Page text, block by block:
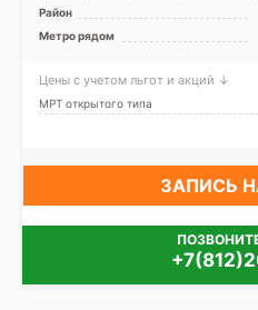
Район
Метро рядом
Цены с учетом льгот и акций ↓
МРТ открытого типа
ЗАПИСЬ